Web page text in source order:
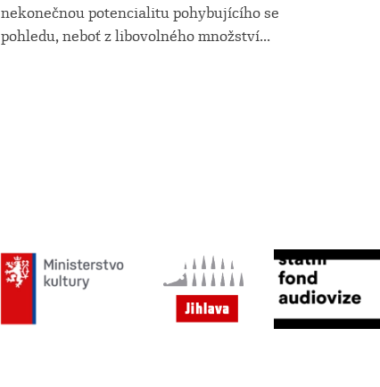
nekonečnou potencialitu pohybujícího se
pohledu, neboť z libovolného množství...